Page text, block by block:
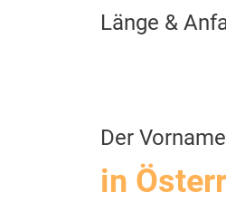
Länge &
Der
in